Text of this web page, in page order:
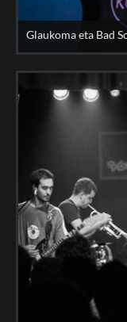
Glaukoma eta Bad